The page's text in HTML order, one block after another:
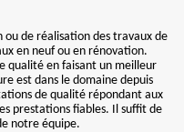
ou de réalisation des travaux de
en neuf ou en rénovation.
qualité en faisant un meilleur
est dans le domaine depuis
de qualité répondant aux
prestations fiables. Il suffit de
notre équipe.